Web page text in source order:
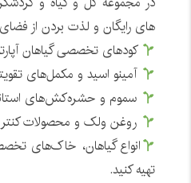
های رایگان و لذت بردن از
کودهای تخصصی گیاهان
آمینو اسید و مکمل‌های
سموم و حشره‌کش‌های
روغن ولک و محصولات
انواع گیاهان، خاک‌های
تهیه کنید.